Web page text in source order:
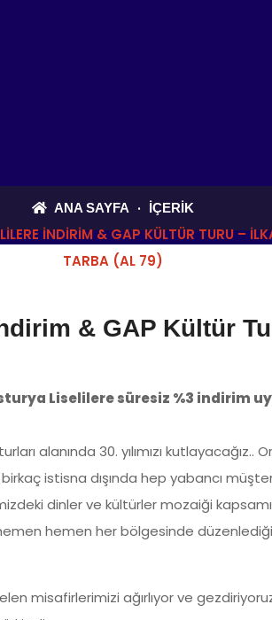
ANA SAYFA İÇERIK
İNDIRIM & GAP KÜLTÜR TURU –
TARBA (AL 79)
& GAP Kültür
Liselilere süresiz %3 indirim
alanında 30. yılımızı
istisna dışında hep yabancı
dinler ve kültürler mozaiği
hemen her bölgesinde
misafirlerimizi ağırlıyor ve